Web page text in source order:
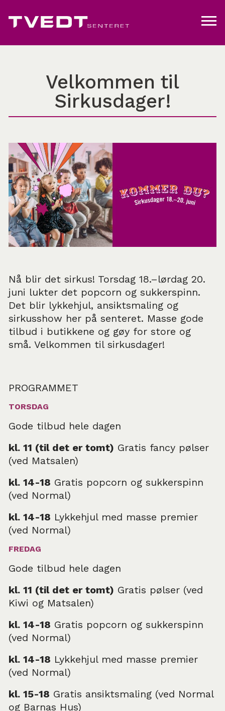
Velkommen til
Sirkusdager!
Nå blir det sirkus! Torsdag 18.–lørdag 20.
juni lukter det popcorn og sukkerspinn.
Det blir lykkehjul, ansiktsmaling og
sirkusshow her på senteret. Masse gode
tilbud i butikkene og gøy for store og
små. Velkommen til sirkusdager!
PROGRAMMET
TORSDAG
Gode tilbud hele dagen
kl. 11 (til det er tomt) Gratis fancy pølser
(ved Matsalen)
kl. 14-18 Gratis popcorn og sukkerspinn
(ved Normal)
kl. 14-18 Lykkehjul med masse premier
(ved Normal)
FREDAG
Gode tilbud hele dagen
kl. 11 (til det er tomt) Gratis pølser (ved
Kiwi og Matsalen)
kl. 14-18 Gratis popcorn og sukkerspinn
(ved Normal)
kl. 14-18 Lykkehjul med masse premier
(ved Normal)
kl. 15-18 Gratis ansiktsmaling (ved Normal
og Barnas Hus)